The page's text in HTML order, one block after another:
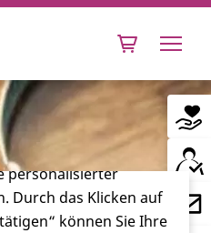
Cookies und
Cookies und
Betrieb der Webseite
zu statistischen
Bedienbarkeit der
personalisierter
Durch das Klicken auf
können Sie Ihre